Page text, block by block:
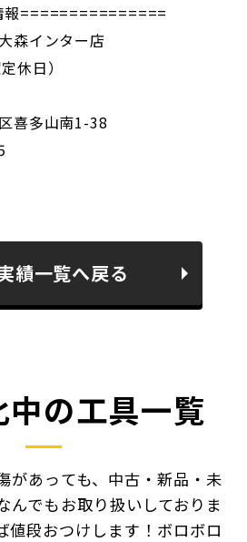
===============
森インター店
休日）
喜多山南1-38
績一覧へ戻る
中の工具一覧
があっても、中古・新品・未
んでもお取り扱いしておりま
値段おつけします！ボロボロ